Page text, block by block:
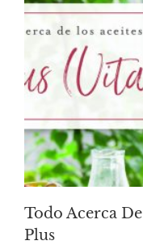
Todo Acerca
Plus